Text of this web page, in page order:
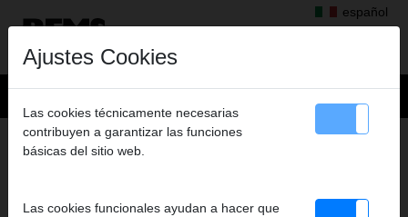
español
Productos>Montar>REMS Herkules> REMS Herkules XL 12"
SOPORTE MATERIAL
Ajustes Cookies
Las cookies técnicamente necesarias
contribuyen a garantizar las funciones
básicas del sitio web.
Las cookies funcionales ayudan a hacer que